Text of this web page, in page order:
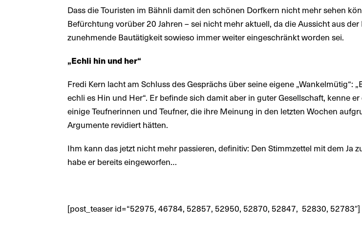
Dass die Touristen im Bähnli damit den schönen Dorfkern nicht mehr sehen
Befürchtung vorüber 20 Jahren – sei nicht mehr aktuell, da die Aussicht aus
zunehmende Bautätigkeit sowieso immer weiter eingeschränkt worden sei.
„Echli hin und her“
Fredi Kern lacht am Schluss des Gesprächs über seine eigene „Wankelmütig“:
echli es Hin und Her“. Er befinde sich damit aber in guter Gesellschaft, kenne
einige Teufnerinnen und Teufner, die ihre Meinung in den letzten Wochen
Argumente revidiert hätten.
Ihm kann das jetzt nicht mehr passieren, definitiv: Den Stimmzettel mit dem Ja
habe er bereits eingeworfen…
[post_teaser id=“52975, 46784, 52857, 52950, 52870, 52847, 52830, 52783″]